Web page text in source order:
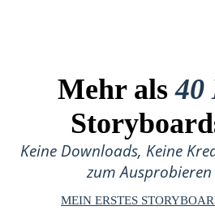
Mehr als40
Keine Downloads, Keine
zum
MEIN ERSTES